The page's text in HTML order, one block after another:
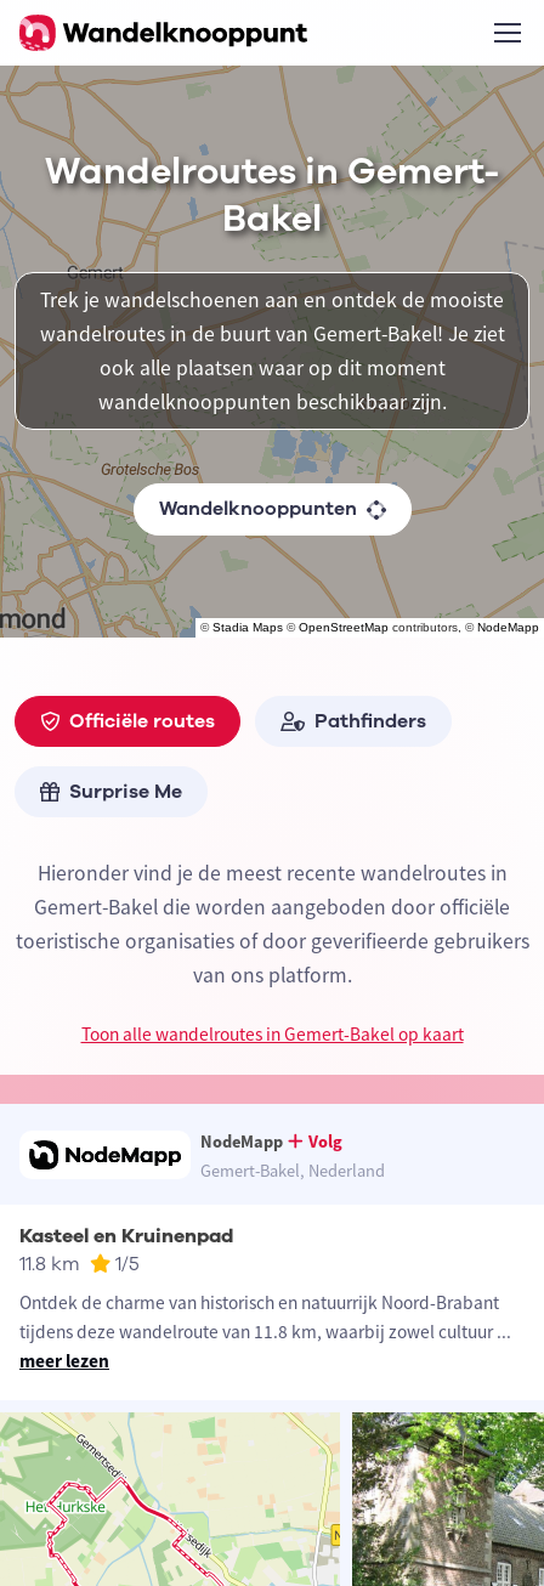
©Stadia Maps ©OpenStreetMap contributors, ©NodeMapp
Wandelroutes in Gemert-
Bakel
Trek je wandelschoenen aan en ontdek de mooiste
wandelroutes in de buurt van Gemert-Bakel! Je ziet
ook alle plaatsen waar op dit moment
wandelknooppunten beschikbaar zijn.
Wandelknooppunten
Officiële routes Pathfinders
Surprise Me
Hieronder vind je de meest recente wandelroutes in
Gemert-Bakel die worden aangeboden door officiële
toeristische organisaties of door geverifieerde gebruikers
van ons platform.
Toon alle wandelroutes in Gemert-Bakel op kaart
NodeMapp
Volg
Gemert-Bakel, Nederland
Kasteel en Kruinenpad
11.8 km 1/5
Ontdek de charme van historisch en natuurrijk Noord-Brabant
tijdens deze wandelroute van 11.8 km, waarbij zowel cultuur...
meer lezen